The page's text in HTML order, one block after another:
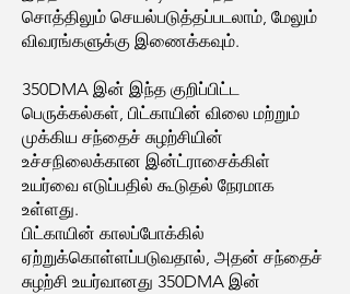
சொத்திலும் செயல்படுத்தப்படலாம், மேலும்
விவரங்களுக்கு இணைக்கவும்.
350DMA இன் இந்த குறிப்பிட்ட
பெருக்கல்கள், பிட்காயின் விலை மற்றும்
முக்கிய சந்தைச் சுழற்சியின்
உச்சநிலைக்கான இன்ட்ராசைக்கிள்
உயர்வை எடுப்பதில் கூடுதல் நேரமாக
உள்ளது.
பிட்காயின் காலப்போக்கில்
ஏற்றுக்கொள்ளப்படுவதால், அதன் சந்தைச்
சுழற்சி உயர்வானது 350DMA இன்